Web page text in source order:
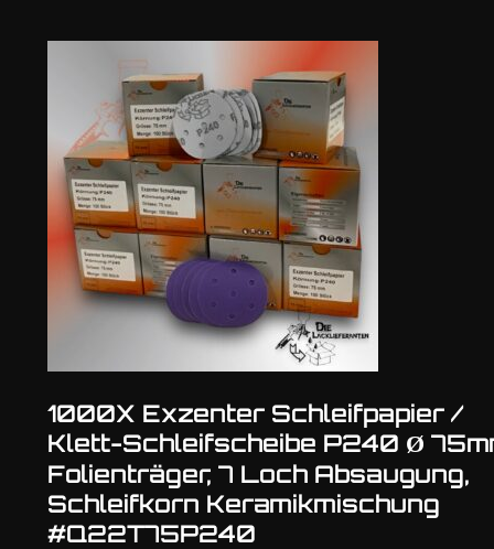
1000X Exzenter Schleifpapier /
Klett-Schleifscheibe P240 Ø
Folienträger, 7 Loch Absaugung,
Schleifkorn Keramikmischung
#Q22T75P240